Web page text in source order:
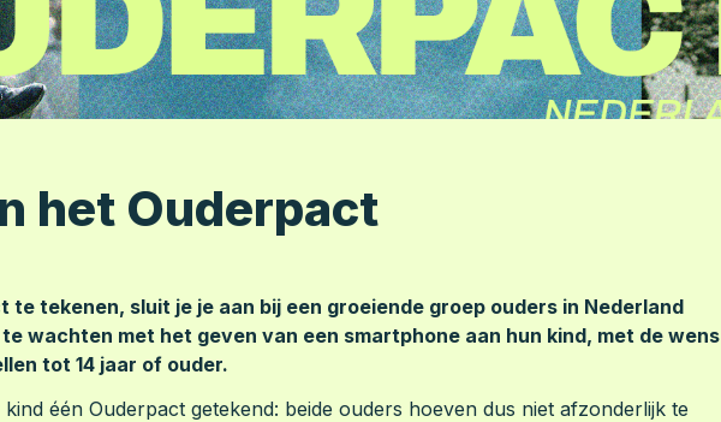
het Ouderpact
te tekenen, sluit je je aan bij een groeiende groep ouders in Nederland
te wachten met het geven van een smartphone aan hun kind, met de wens
tot 14 jaar of ouder.
één Ouderpact getekend: beide ouders hoeven dus niet afzonderlijk te